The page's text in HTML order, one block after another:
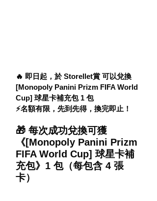
🔥 即日起，於 Storellet賞 可以兌換
[Monopoly Panini Prizm FIFA World
Cup] 球星卡補充包 1 包
⚡️名額有限，先到先得，換完即止！
🎁 每次成功兌換可獲
《[Monopoly Panini Prizm
FIFA World Cup] 球星卡補
充包》1 包（每包含 4 張
卡）